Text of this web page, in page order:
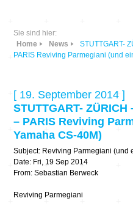
Sie sind hier:
Home
News
STUTTGART-
PARIS Reviving Parmegiani (und
[ 19. September 2014 ]
STUTTGART-
– PARIS Reviving
Yamaha CS-40M)
Subject: Reviving Parmegiani (und
Date: Fri, 19 Sep 2014
From: Sebastian Berweck
Reviving Parmegiani